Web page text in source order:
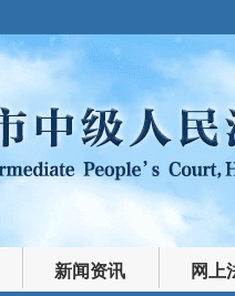
新闻资讯 网上